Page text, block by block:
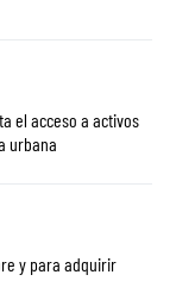
urbana
y para adquirir